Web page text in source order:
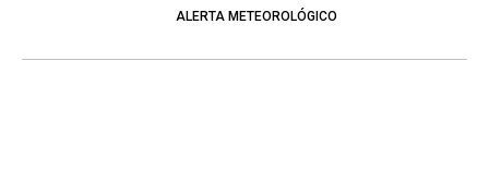
ALERTA METEOROLÓGICO